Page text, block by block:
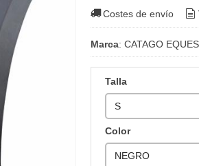
Costes de envío
Marca: CATAGO
Talla
Color